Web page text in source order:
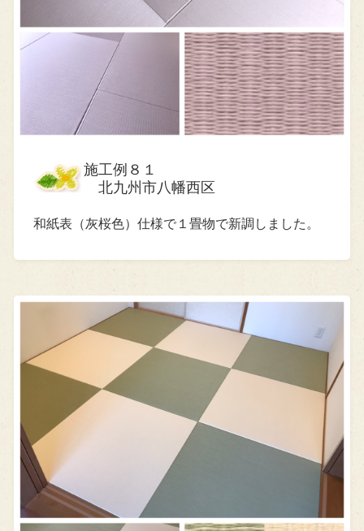
施工例８１
北九州市八幡西区
和紙表（灰桜色）仕様で１畳物で新調しました。